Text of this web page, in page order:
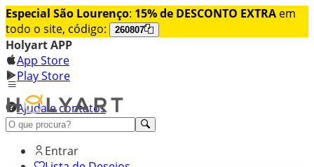
Especial São Lourenço: 15% de DESCONTO EXTRA em
todo o site, código:
260807
Holyart APP
App Store
Play Store
Ajuda e contatos
Conheça premium
Entrar